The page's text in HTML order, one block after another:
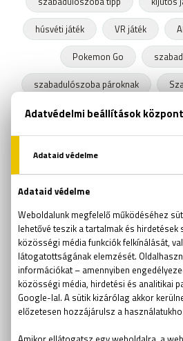
húsvéti játék
VR játék
Pokemon Go
szabadulószoba pároknak
fejtörők
találós kérdések
Rubik kocka világbajnokság
online szabadulós játékok
kijutós játékok
szabadulós
aknakereső
passziánsz
ötödölő
flow elmélet
szabadulószoba gyerekeknek